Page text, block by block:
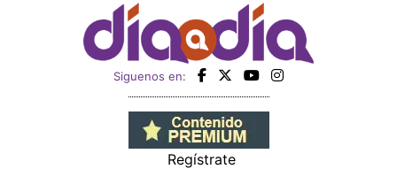
Siguenos en:
Regístrate